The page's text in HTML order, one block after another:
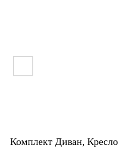
Комплект Диван,